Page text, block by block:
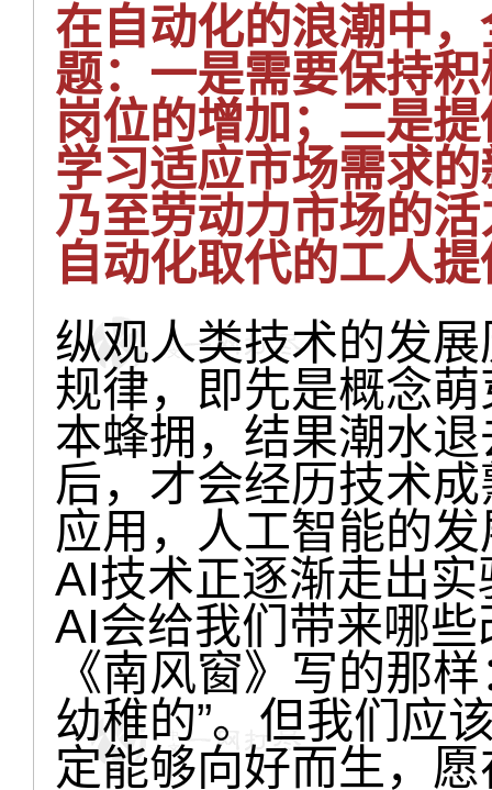
在自动化的浪潮中
题：一是需要保持
岗位的增加；二是
学习适应市场需求
乃至劳动力市场的
自动化取代的工人
纵观人类技术的发
规律，即先是概念
本蜂拥，结果潮水
后，才会经历技术
应用，人工智能的
AI技术正逐渐走出
AI会给我们带来哪
《南风窗》写的那
幼稚的”。但我们应
定能够向好而生，